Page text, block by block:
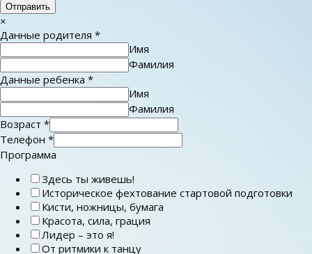
Отправить
×
Данные родителя *
Имя
Фамилия
Данные ребенка *
Имя
Фамилия
Возраст *
Телефон *
Программа
Здесь ты живешь!
Историческое фехтование стартовой подготовки
Кисти, ножницы, бумага
Красота, сила, грация
Лидер – это я!
От ритмики к танцу